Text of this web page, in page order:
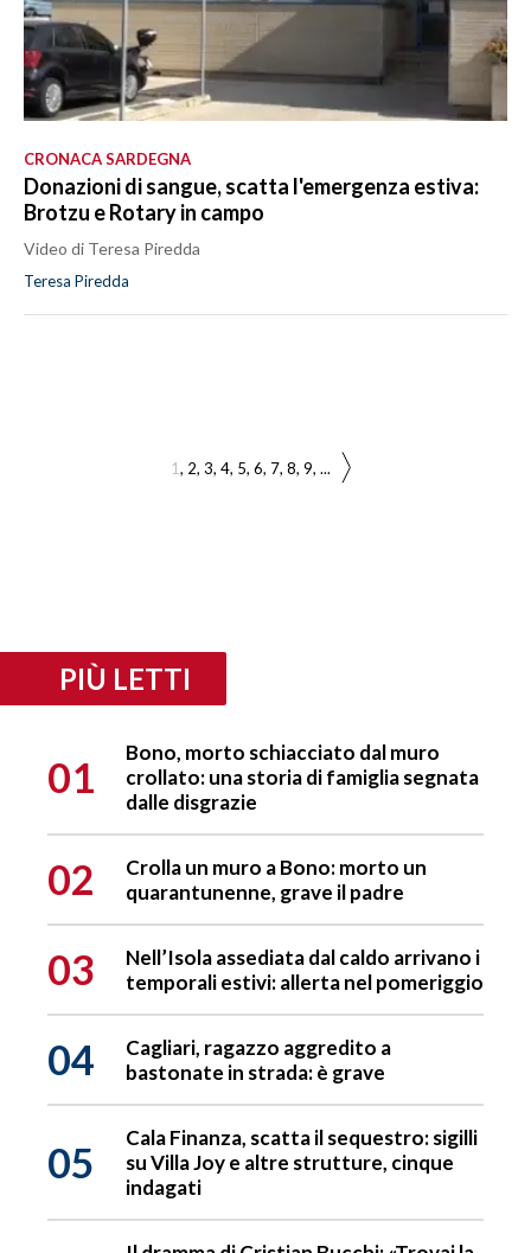
CRONACA SARDEGNA
Donazioni di sangue, scatta l'emergenza estiva:
Brotzu e Rotary in campo
Video di Teresa Piredda
Teresa Piredda
1 2 3 4 5 6 7 8 9 ...
PIÙ LETTI
01
Bono, morto schiacciato dal muro
crollato: una storia di famiglia segnata
dalle disgrazie
02
Crolla un muro a Bono: morto un
quarantunenne, grave il padre
03
Nell’Isola assediata dal caldo arrivano i
temporali estivi: allerta nel pomeriggio
04
Cagliari, ragazzo aggredito a
bastonate in strada: è grave
05
Cala Finanza, scatta il sequestro: sigilli
su Villa Joy e altre strutture, cinque
indagati